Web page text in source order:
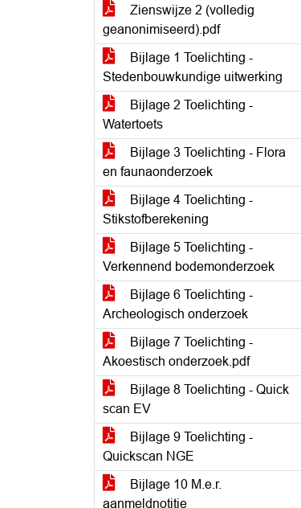
Zienswijze 2 (volledig
geanonimiseerd).pdf
Bijlage 1 Toelichting -
Stedenbouwkundige uitwerking
Bijlage 2 Toelichting -
Watertoets
Bijlage 3 Toelichting - Flora
en faunaonderzoek
Bijlage 4 Toelichting -
Stikstofberekening
Bijlage 5 Toelichting -
Verkennend bodemonderzoek
Bijlage 6 Toelichting -
Archeologisch onderzoek
Bijlage 7 Toelichting -
Akoestisch onderzoek.pdf
Bijlage 8 Toelichting - Quick
scan EV
Bijlage 9 Toelichting -
Quickscan NGE
Bijlage 10 M.e.r.
aanmeldnotitie